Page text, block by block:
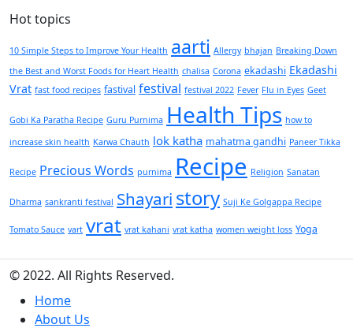
Hot topics
10 Simple Steps to Improve Your Health aarti Allergy bhajan Breaking Down
the Best and Worst Foods for Heart Health chalisa Corona ekadashi Ekadashi
Vrat fast food recipes fastival festival festival 2022 Fever Flu in Eyes Geet
Gobi Ka Paratha Recipe Guru Purnima Health Tips how to
increase skin health Karwa Chauth lok katha mahatma gandhi Paneer Tikka
Recipe Precious Words purnima Recipe Religion Sanatan
Dharma sankranti festival Shayari story Suji Ke Golgappa Recipe
Tomato Sauce vart vrat vrat kahani vrat katha women weight loss Yoga
© 2022. All Rights Reserved.
Home
About Us